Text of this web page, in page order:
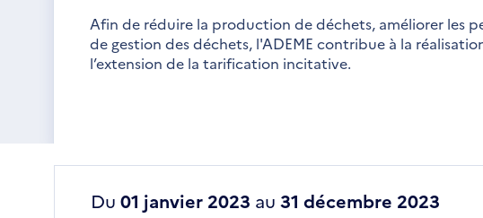
Afin de réduire la production de déchets, améliorer les
de gestion des déchets, l'ADEME contribue à la
l’extension de la tarification incitative.
Du 01 janvier 2023 au 31 décembre 2023